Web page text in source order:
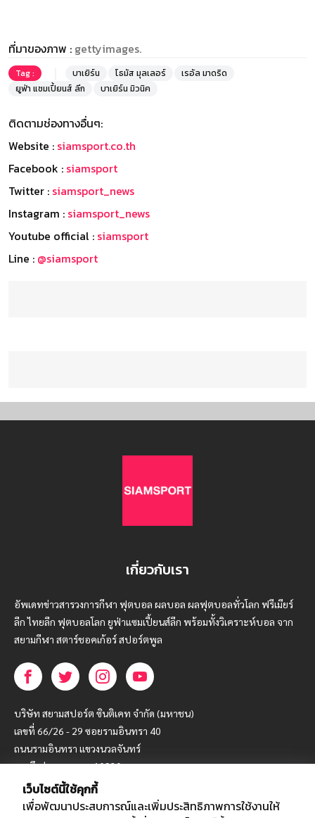
ที่มาของภาพ : gettyimages.
Tag : บาเยิร์น โธมัส มุลเลอร์
เรอัล มาดริด
ยูฟ่า แชมเปี้ยนส์ ลีก
บาเยิร์น มิวนิค
ติดตามช่องทางอื่นๆ:
Website : siamsport.co.th
Facebook : siamsport
Twitter : siamsport_news
Instagram : siamsport_news
Youtube official : siamsport
Line : @siamsport
เกี่ยวกับเรา
อัพเดทข่าวสารวงการกีฬา ฟุตบอล ผลบอล ผลฟุตบอลทั่วโลก ฟรีเมียร์
ลีก ไทยลีก ฟุตบอลโลก ยูฟ่าแซมเปี้ยนส์ลีก พร้อมทั้งวิเคราะห์บอล จาก
สยามกีฬา สตาร์ชอคเก้อร์ สปอร์ตพูล
บริษัท สยามสปอร์ต ซินติเคท จำกัด (มหาชน)
เลขที่ 66/26 - 29 ซอยรามอินทรา 40
ถนนรามอินทรา แขวงนวลจันทร์
เขตบึงกุ่ม กรุงเทพฯ 10230
โทร : 02-5088-000
เว็บไซต์นี้ใช้คุกกี้
เพื่อพัฒนาประสบการณ์และเพิ่มประสิทธิภาพการใช้งานให้